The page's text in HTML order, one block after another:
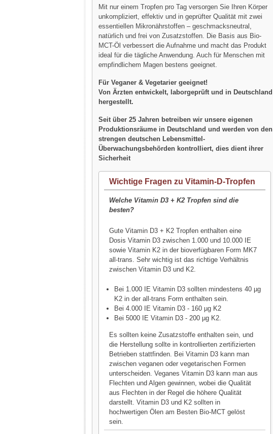
Mit nur einem Tropfen pro Tag versorgen Sie Ihren Körper
unkompliziert, effektiv und in geprüfter Qualität mit zwei
essentiellen Mikronährstoffen – geschmacksneutral,
natürlich und frei von Zusatzstoffen. Die Basis aus Bio-
MCT-Öl verbessert die Aufnahme und macht das Produkt
ideal für die tägliche Anwendung. Auch für Menschen mit
empfindlichem Magen bestens geeignet.
Für Veganer & Vegetarier geeignet!
Von Ärzten entwickelt, laborgeprüft und in Deutschland
hergestellt.
Seit über 25 Jahren betreiben wir unsere eigenen
Produktionsräume in Deutschland und werden von den
strengen deutschen Lebensmittel-
Überwachungsbehörden kontrolliert, dies dient ihrer
Sicherheit
Wichtige Fragen zu Vitamin-D-Tropfen
Welche Vitamin D3 + K2 Tropfen sind die
besten?
Gute Vitamin D3 + K2 Tropfen enthalten eine
Dosis Vitamin D3 zwischen 1.000 und 10.000 IE
sowie Vitamin K2 in der bioverfügbaren Form MK7
all-trans. Sehr wichtig ist das richtige Verhältnis
zwischen Vitamin D3 und K2.
Bei 1.000 IE Vitamin D3 sollten mindestens 40 µg
K2 in der all-trans Form enthalten sein.
Bei 4.000 IE Vitamin D3 - 160 µg K2
Bei 5000 IE Vitamin D3 - 200 µg K2.
Es sollten keine Zusatzstoffe enthalten sein, und
die Herstellung sollte in kontrollierten zertifizierten
Betrieben stattfinden. Bei Vitamin D3 kann man
zwischen veganen oder vegetarischen Formen
unterscheiden. Veganes Vitamin D3 kann man aus
Flechten und Algen gewinnen, wobei die Qualität
aus Flechten in der Regel die höhere Qualität
darstellt. Vitamin D3 und K2 sollten in
hochwertigen Ölen am Besten Bio-MCT gelöst
sein.